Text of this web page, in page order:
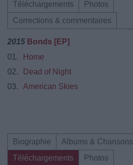
Téléchargements
Photos
Corrections & commentaires
2015 Bonds [EP]
01.
Home
02.
Dead of Night
03.
American Skies
Biographie
Albums & Chansons
Téléchargements
Photos